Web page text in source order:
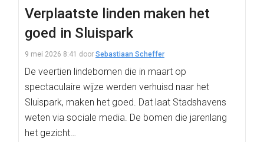
Verplaatste linden maken het
goed in Sluispark
9 mei 2026 8:41 door Sebastiaan Scheffer
De veertien lindebomen die in maart op
spectaculaire wijze werden verhuisd naar het
Sluispark, maken het goed. Dat laat Stadshavens
weten via sociale media. De bomen die jarenlang
het gezicht…